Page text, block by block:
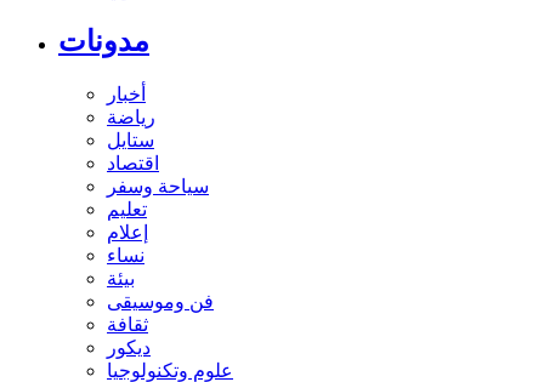
مدونات
أخبار
رياضة
ستايل
اقتصاد
سياحة وسفر
تعليم
إعلام
نساء
بيئة
فن وموسيقى
ثقافة
ديكور
علوم وتكنولوجيا